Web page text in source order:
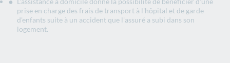
prise en charge des frais de transport à l'hôpital et de garde
d'enfants suite à un accident que l'assuré a subi dans son
logement.